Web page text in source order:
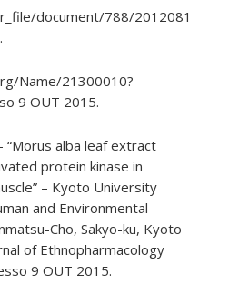
document/788/
Name/21300010?
9 OUT 2015.
“Morus alba leaf extract
protein kinase in
– Kyoto University
and Environmental
Cho, Sakyo-ku, Kyoto
of Ethnopharmacology
9 OUT 2015.